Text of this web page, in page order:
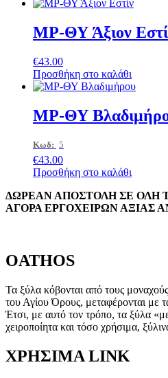
ΜΡ-ΘΥ Άξιον
€43.00
Προσθήκη στο καλάθι
ΜΡ-ΘΥ
Κωδ: 5
€43.00
Προσθήκη στο καλάθι
ΔΩΡΕΑΝ ΑΠΟΣΤΟΛΗ ΣΕ ΟΛΗ
ΑΓΟΡΑ ΕΡΓΟΧΕΙΡΩΝ ΑΞΙΑΣ
OATHOS
Τα ξύλα κόβονται από τους
του Αγίου Όρους, μεταφέρονται με
Έτσι, με αυτό τον τρόπο, τα ξύλα
χειροποίητα και τόσο χρήσιμα,
ΧΡΗΣΙΜΑ LINK